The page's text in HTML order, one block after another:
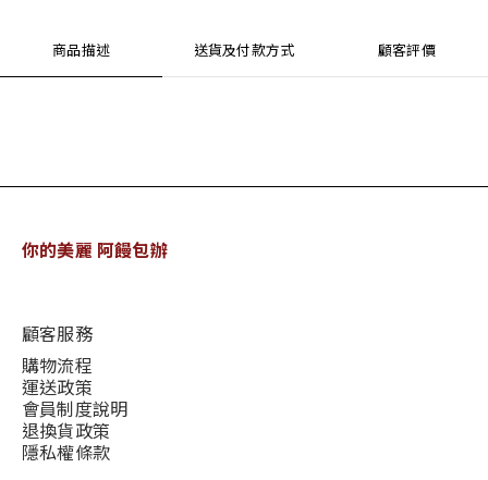
商品描述 送貨及付款方式 顧客評價
你的美麗 阿饅包辦
顧客服務
購物流程
運送政策
會員制度說明
退換貨政策
隱私權條款